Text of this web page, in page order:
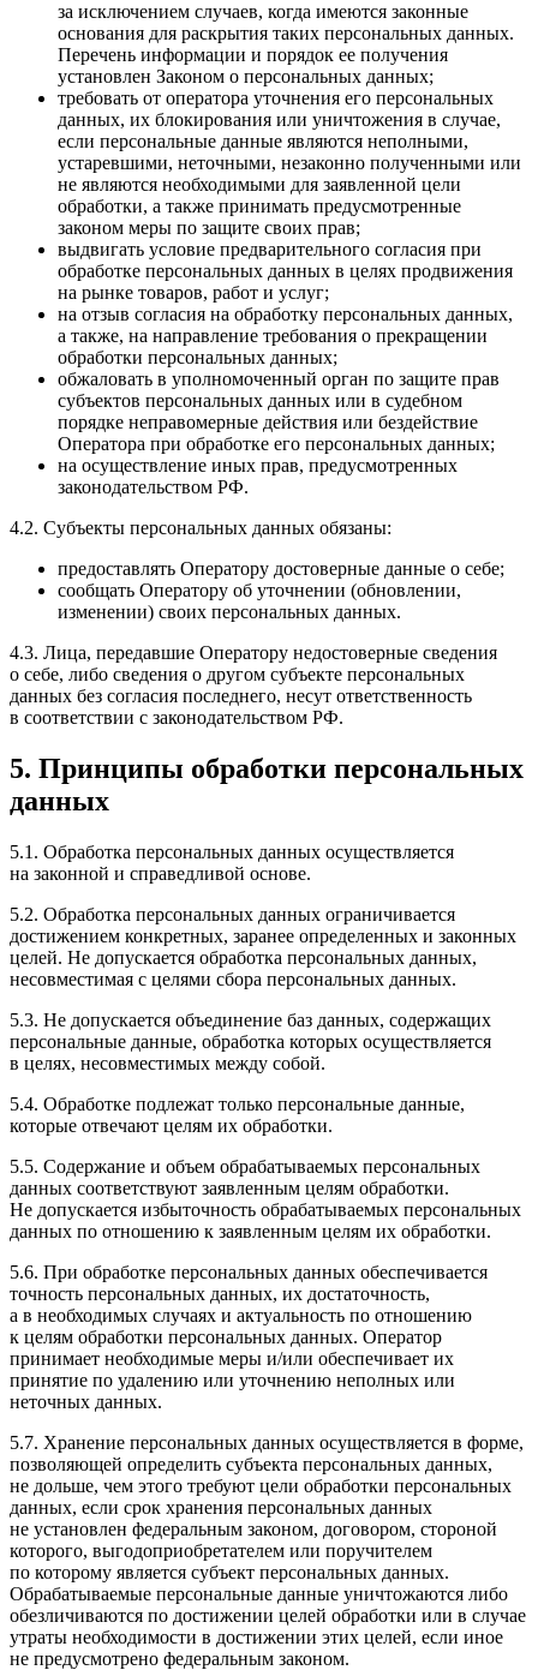
за исключением случаев, когда имеются законные
основания для раскрытия таких персональных данных.
Перечень информации и порядок ее получения
установлен Законом о персональных данных;
требовать от оператора уточнения его персональных
данных, их блокирования или уничтожения в случае,
если персональные данные являются неполными,
устаревшими, неточными, незаконно полученными или
не являются необходимыми для заявленной цели
обработки, а также принимать предусмотренные
законом меры по защите своих прав;
выдвигать условие предварительного согласия при
обработке персональных данных в целях продвижения
на рынке товаров, работ и услуг;
на отзыв согласия на обработку персональных данных,
а также, на направление требования о прекращении
обработки персональных данных;
обжаловать в уполномоченный орган по защите прав
субъектов персональных данных или в судебном
порядке неправомерные действия или бездействие
Оператора при обработке его персональных данных;
на осуществление иных прав, предусмотренных
законодательством РФ.
4.2. Субъекты персональных данных обязаны:
предоставлять Оператору достоверные данные о себе;
сообщать Оператору об уточнении (обновлении,
изменении) своих персональных данных.
4.3. Лица, передавшие Оператору недостоверные сведения
о себе, либо сведения о другом субъекте персональных
данных без согласия последнего, несут ответственность
в соответствии с законодательством РФ.
5. Принципы обработки персональных
данных
5.1. Обработка персональных данных осуществляется
на законной и справедливой основе.
5.2. Обработка персональных данных ограничивается
достижением конкретных, заранее определенных и законных
целей. Не допускается обработка персональных данных,
несовместимая с целями сбора персональных данных.
5.3. Не допускается объединение баз данных, содержащих
персональные данные, обработка которых осуществляется
в целях, несовместимых между собой.
5.4. Обработке подлежат только персональные данные,
которые отвечают целям их обработки.
5.5. Содержание и объем обрабатываемых персональных
данных соответствуют заявленным целям обработки.
Не допускается избыточность обрабатываемых персональных
данных по отношению к заявленным целям их обработки.
5.6. При обработке персональных данных обеспечивается
точность персональных данных, их достаточность,
а в необходимых случаях и актуальность по отношению
к целям обработки персональных данных. Оператор
принимает необходимые меры и/или обеспечивает их
принятие по удалению или уточнению неполных или
неточных данных.
5.7. Хранение персональных данных осуществляется в форме,
позволяющей определить субъекта персональных данных,
не дольше, чем этого требуют цели обработки персональных
данных, если срок хранения персональных данных
не установлен федеральным законом, договором, стороной
которого, выгодоприобретателем или поручителем
по которому является субъект персональных данных.
Обрабатываемые персональные данные уничтожаются либо
обезличиваются по достижении целей обработки или в случае
утраты необходимости в достижении этих целей, если иное
не предусмотрено федеральным законом.